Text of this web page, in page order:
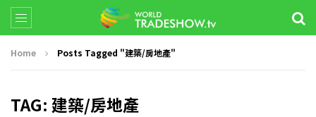
Home Posts Tagged "建築/房地產"
TAG: 建築/房地產